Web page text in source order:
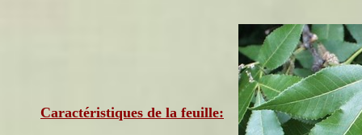
Caractéristiques de la feuille: